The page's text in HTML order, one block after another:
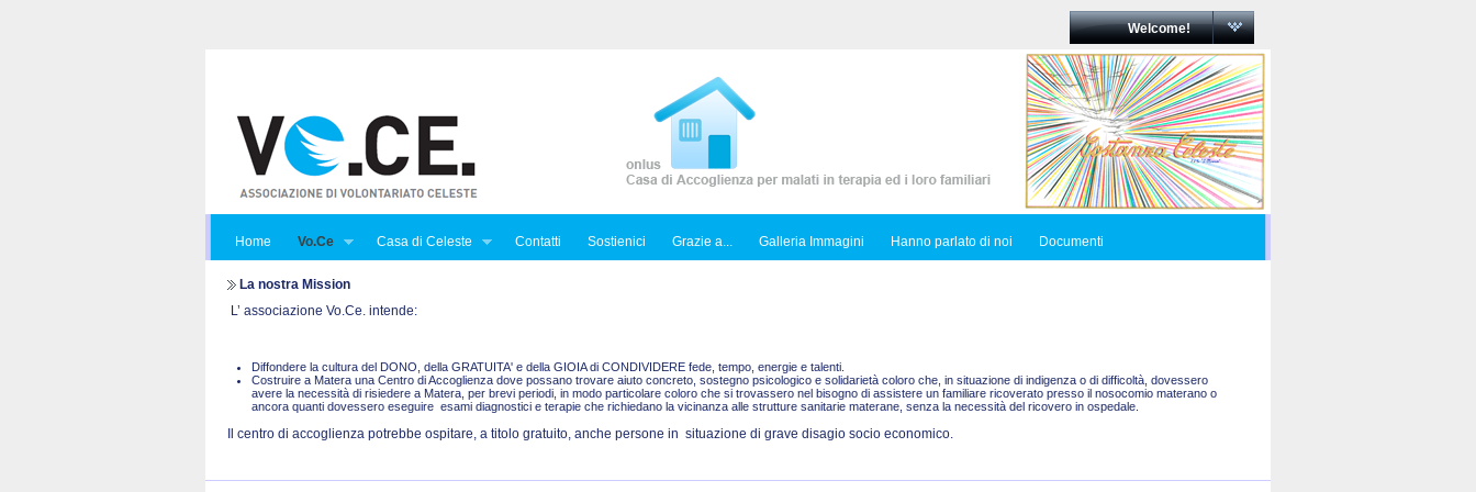
Welcome!
Home Vo.Ce Casa di Celeste Contatti Sostienici Grazie a... Galleria Immagini Hanno parlato di noi Documenti
La nostra Mission
L’ associazione Vo.Ce. intende:
Diffondere la cultura del DONO, della GRATUITA' e della GIOIA di CONDIVIDERE fede, tempo, energie e talenti.
Costruire a Matera una Centro di Accoglienza dove possano trovare aiuto concreto, sostegno psicologico e solidarietà coloro che, in situazione di indigenza o di difficoltà, dovessero
avere la necessità di risiedere a Matera, per brevi periodi, in modo particolare coloro che si trovassero nel bisogno di assistere un familiare ricoverato presso il nosocomio materano o
ancora quanti dovessero eseguire esami diagnostici e terapie che richiedano la vicinanza alle strutture sanitarie materane, senza la necessità del ricovero in ospedale.
Il centro di accoglienza potrebbe ospitare, a titolo gratuito, anche persone in situazione di grave disagio socio economico.